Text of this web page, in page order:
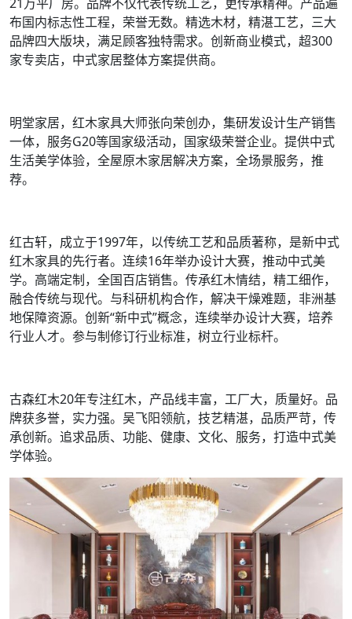
布国内标志性工程，荣誉无数。精选木材，精湛工艺，三大
品牌四大版块，满足顾客独特需求。创新商业模式，超300
家专卖店，中式家居整体方案提供商。
明堂家居，红木家具大师张向荣创办，集研发设计生产销售
一体，服务G20等国家级活动，国家级荣誉企业。提供中式
生活美学体验，全屋原木家居解决方案，全场景服务，推
荐。
红古轩，成立于1997年，以传统工艺和品质著称，是新中式
红木家具的先行者。连续16年举办设计大赛，推动中式美
学。高端定制，全国百店销售。传承红木情结，精工细作，
融合传统与现代。与科研机构合作，解决干燥难题，非洲基
地保障资源。创新“新中式”概念，连续举办设计大赛，培养
行业人才。参与制修订行业标准，树立行业标杆。
古森红木20年专注红木，产品线丰富，工厂大，质量好。品
牌获多誉，实力强。吴飞阳领航，技艺精湛，品质严苛，传
承创新。追求品质、功能、健康、文化、服务，打造中式美
学体验。